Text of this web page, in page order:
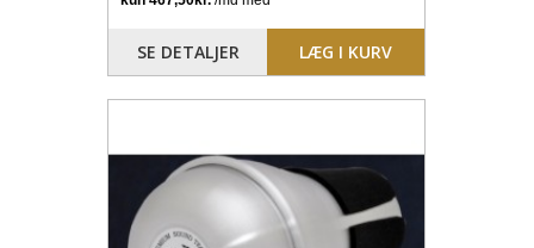
SE DETALJER LÆG I KURV